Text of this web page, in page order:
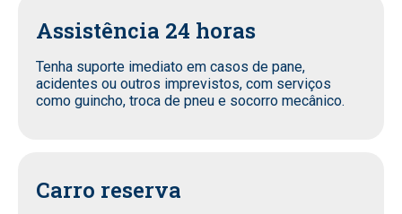
Assistência 24 horas
Tenha suporte imediato em casos de pane,
acidentes ou outros imprevistos, com serviços
como guincho, troca de pneu e socorro mecânico.
Carro reserva